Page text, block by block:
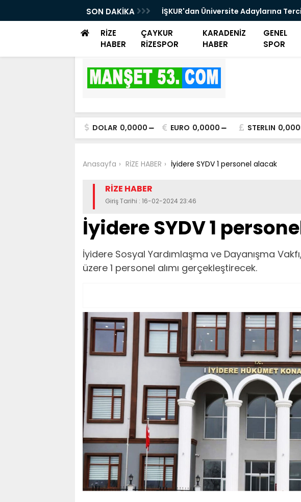
SON DAKİKA
Günü düzenlendi
İŞKUR'dan Üniversite Adaylarına
Danışmanlık Desteği
RİZE
HABER
ÇAYKUR
RİZESPOR
KARADENİZ
HABER
GENEL
SPOR
DOLAR 0,0000 EURO 0,0000 STERLIN
Anasayfa RİZE HABER İyidere SYDV 1 personel alacak
RİZE HABER
Giriş Tarihi : 16-02-2024 23:46
İyidere SYDV 1
İyidere Sosyal Yardımlaşma ve Dayanışma
üzere 1 personel alımı gerçekleştirecek.